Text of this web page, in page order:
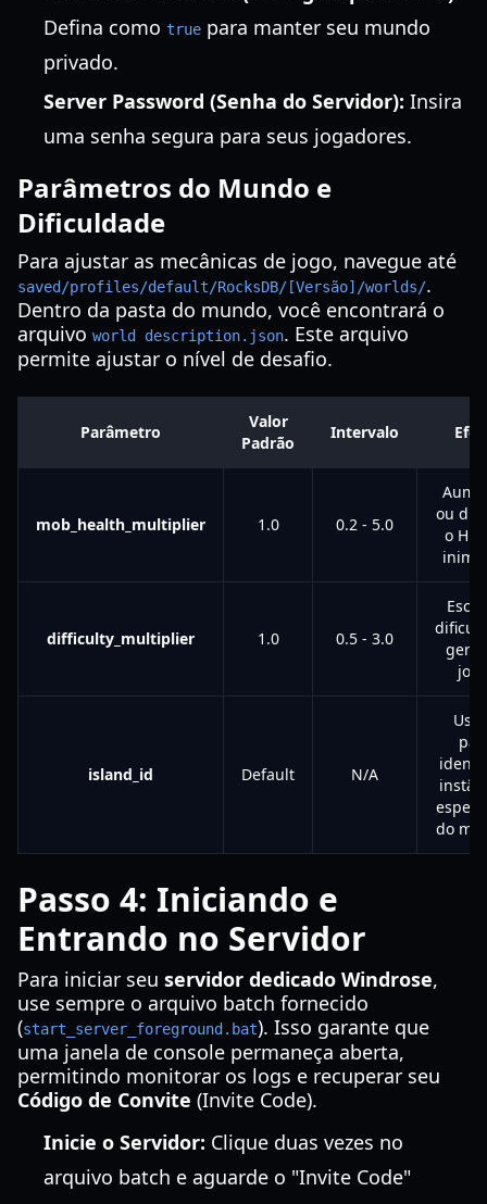
Defina como true para manter seu mundo
privado.
Server Password (Senha do Servidor): Insira
uma senha segura para seus jogadores.
Parâmetros do Mundo e
Dificuldade
Para ajustar as mecânicas de jogo, navegue até
saved/profiles/default/RocksDB/[Versão]/worlds/.
Dentro da pasta do mundo, você encontrará o
arquivo world description.json. Este arquivo
permite ajustar o nível de desafio.
Parâmetro
Valor
Padrão
Intervalo
mob_health_multiplier 1.0 0.2 - 5.0
ou
o HP
difficulty_multiplier 1.0 0.5 - 3.0
geral
island_id Default N/A
do
Passo 4: Iniciando e
Entrando no Servidor
Para iniciar seu servidor dedicado Windrose,
use sempre o arquivo batch fornecido
(start_server_foreground.bat). Isso garante que
uma janela de console permaneça aberta,
permitindo monitorar os logs e recuperar seu
Código de Convite (Invite Code).
Inicie o Servidor: Clique duas vezes no
arquivo batch e aguarde o "Invite Code"